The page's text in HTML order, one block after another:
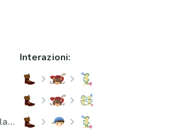
Le Petit Poucet : des petits cailloux blancs
Interazioni: